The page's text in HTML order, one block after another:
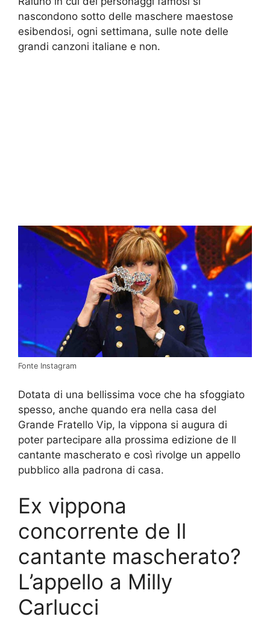
nascondono sotto delle maschere maestose
esibendosi, ogni settimana, sulle note delle
grandi canzoni italiane e non.
Fonte Instagram
Dotata di una bellissima voce che ha sfoggiato
spesso, anche quando era nella casa del
Grande Fratello Vip, la vippona si augura di
poter partecipare alla prossima edizione de Il
cantante mascherato e così rivolge un appello
pubblico alla padrona di casa.
Ex vippona
concorrente de Il
cantante mascherato?
L’appello a Milly
Carlucci